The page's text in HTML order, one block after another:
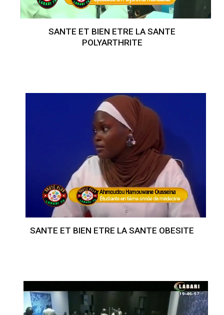
SANTE ET BIEN ETRE LA SANTE
POLYARTHRITE
SANTE ET BIEN ETRE LA SANTE OBESITE